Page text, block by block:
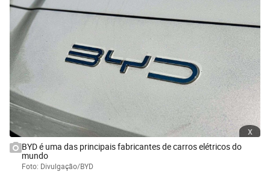
x
BYD é uma das principais fabricantes de carros elétricos do
mundo
Foto: Divulgação/BYD